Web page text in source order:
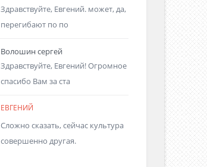
Здравствуйте, Евгений. может, да,
перегибают по по
Волошин сергей
Здравствуйте, Евгений! Огромное
спасибо Вам за ста
ЕВГЕНИЙ
Сложно сказать, сейчас культура
совершенно другая.